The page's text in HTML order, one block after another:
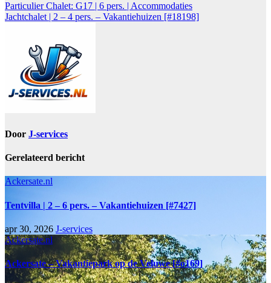
Particulier Chalet: G17 | 6 pers. | Accommodaties
Jachtchalet | 2 – 4 pers. – Vakantiehuizen [#18198]
Door J-services
Gerelateerd bericht
Ackersate.nl
Tentvilla | 2 – 6 pers. – Vakantiehuizen [#7427]
apr 30, 2026 J-services
Ackersate.nl
Ackersate – Vakantiepark op de Veluwe [#o169]